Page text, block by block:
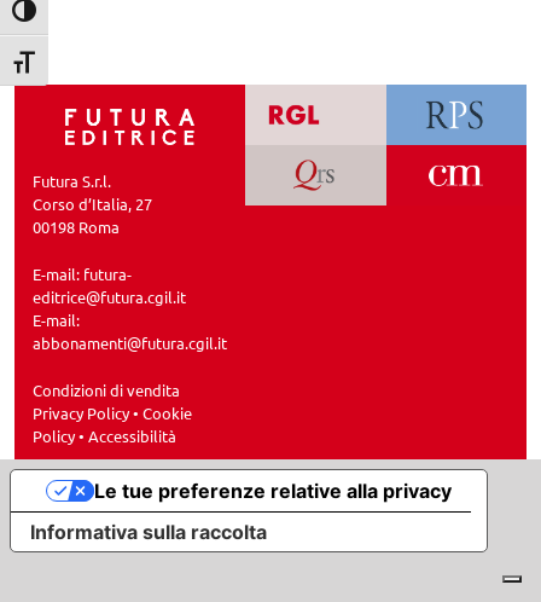
Attiva/disattiva alto contrasto
Attiva/disattiva dimensione testo
Futura S.r.l.
Corso d’Italia, 27
00198 Roma
E-mail: futura-
editrice@futura.cgil.it
E-mail:
abbonamenti@futura.cgil.it
Condizioni di vendita
Privacy Policy• Cookie
Policy• Accessibilità
Informativa sulla raccolta
Le tue preferenze relative alla privacy